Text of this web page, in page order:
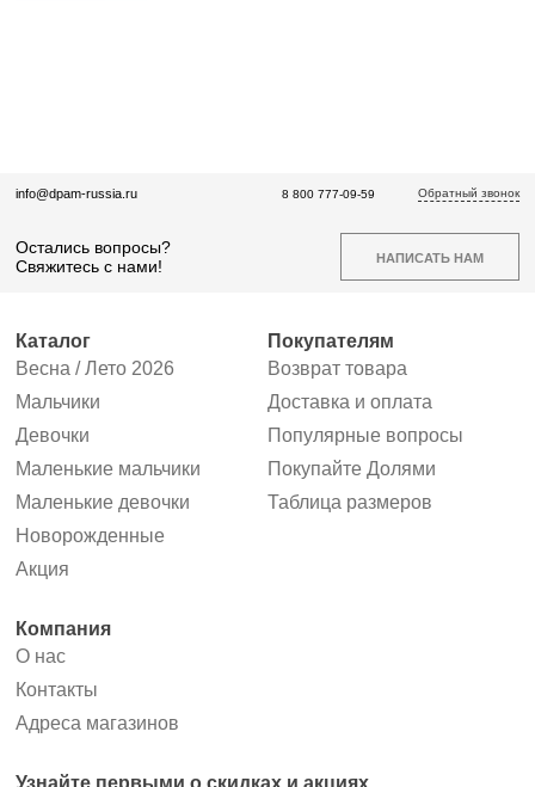
info@dpam-russia.ru
Остались вопросы?
Свяжитесь с нами!
НАПИСАТЬ НАМ
8 800 777-09-59 Обратный звонок
Каталог
Весна / Лето 2026
Мальчики
Девочки
Маленькие мальчики
Маленькие девочки
Новорожденные
Акция
Покупателям
Возврат товара
Доставка и оплата
Популярные вопросы
Покупайте Долями
Таблица размеров
Компания
О нас
Контакты
Адреса магазинов